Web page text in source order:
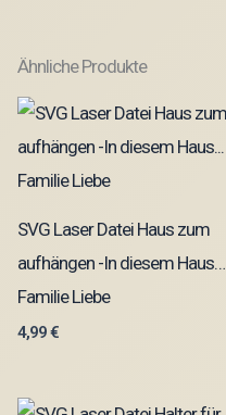
Ähnliche Produkte
SVG Laser Datei Haus zum
aufhängen -In diesem Haus…
Familie Liebe
4,99€